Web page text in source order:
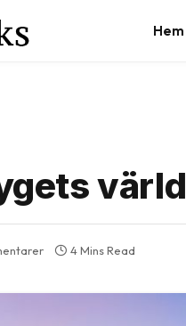
Hem
värld
4 Mins Read